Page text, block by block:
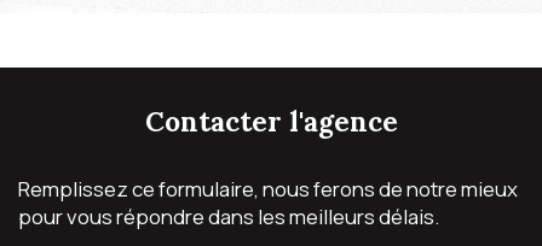
contacter l'agence
Remplissez ce formulaire, nous ferons de notre mieux
pour vous répondre dans les meilleurs délais.